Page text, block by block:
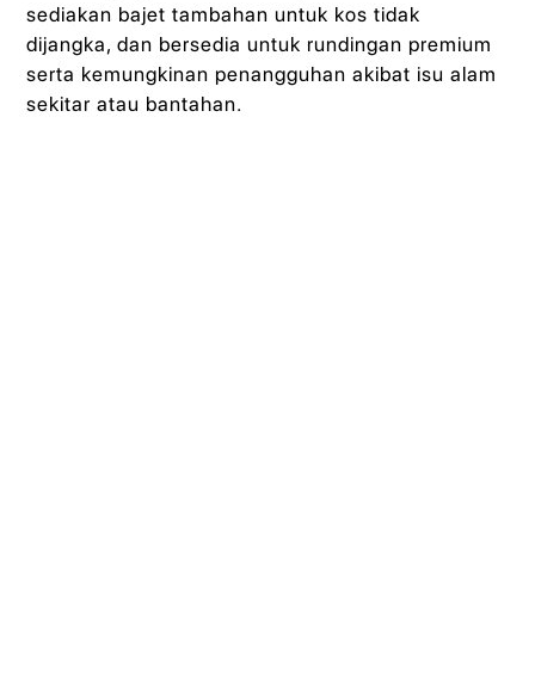
sediakan bajet tambahan untuk kos tidak
dijangka, dan bersedia untuk rundingan premium
serta kemungkinan penangguhan akibat isu alam
sekitar atau bantahan.